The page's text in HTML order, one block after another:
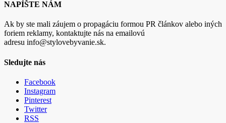
NAPÍŠTE NÁM
Ak by ste mali záujem o propagáciu formou PR článkov alebo iných
foriem reklamy, kontaktujte nás na emailovú
adresu info@stylovebyvanie.sk.
Sledujte nás
Facebook
Instagram
Pinterest
Twitter
RSS